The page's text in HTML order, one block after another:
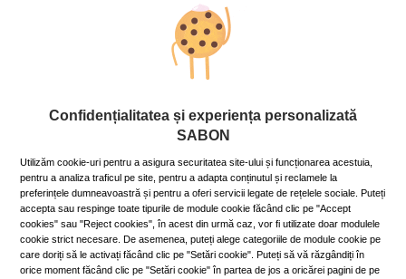
piscina exterioară, unde nu vrei să arăți ca o înotătoare de
performanță, ci să ai un look senzual și relaxat? Important este
ca imediat ce te intorci de la piscină, să nu amâni spălarea
părului, pentru a nu permite clorului să acționeze ireparabil,
degradând firul de păr și mătuindu-i culoarea. Blondele, în
părul poate căpăta o deloc atractivă nuanță verzuie.
Soluția? Începe printr-o șamponare care să elimine
impuritățile și substanțele nocive, iar șamponul Green Rose de
la Sabon, cu un complex puternic de ingrediente (planta Inca
Inchi care conţine omega 3, 6 şi 9 şi vitamina E, şi unt Monoi
combinat cu ulei de nucă de cocos), curăţă, hrănește scalpul şi
menţine părul strălucitor şi protejat. Completează îngrijirea cu
balsamul hrănitor din aceeași gamă, care lasă părul moale și
fin ca mătasea.
Confidențialitatea și experiența personalizată
SABON
Utilizăm cookie-uri pentru a asigura securitatea site-ului și funcționarea acestuia,
pentru a analiza traficul pe site, pentru a adapta conținutul și reclamele la
preferințele dumneavoastră și pentru a oferi servicii legate de rețelele sociale. Puteți
accepta sau respinge toate tipurile de module cookie făcând clic pe "Accept
cookies" sau "Reject cookies", în acest din urmă caz, vor fi utilizate doar modulele
cookie strict necesare. De asemenea, puteți alege categoriile de module cookie pe
care doriți să le activați făcând clic pe "Setări cookie". Puteți să vă răzgândiți în
orice moment făcând clic pe "Setări cookie" în partea de jos a oricărei pagini de pe